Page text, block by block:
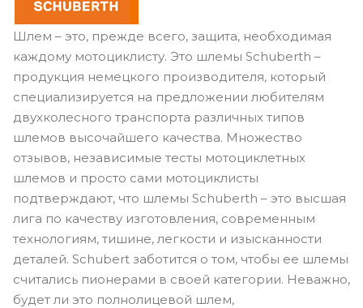
Шлем – это, прежде всего, защита, необходимая
каждому мотоциклисту. Это шлемы Schuberth –
продукция немецкого производителя, который
специализируется на предложении любителям
двухколесного транспорта различных типов
шлемов высочайшего качества. Множество
отзывов, независимые тесты мотоциклетных
шлемов и просто сами мотоциклисты
подтверждают, что шлемы Schuberth – это высшая
лига по качеству изготовления, современным
технологиям, тишине, легкости и изысканности
деталей. Schubert заботится о том, чтобы ее шлемы
считались пионерами в своей категории. Неважно,
будет ли это полнолицевой шлем,